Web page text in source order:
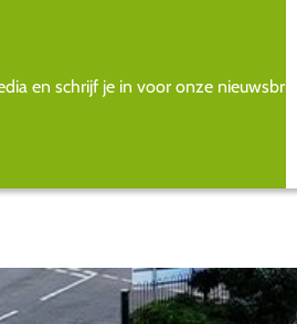
en schrijf je in voor onze nieuwsbrief.